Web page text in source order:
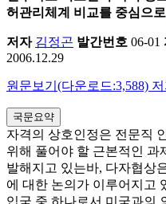
허관리체계 비교를 중심으로
저자 김정곤 발간번호 06-01
2006.12.29
원문보기(다운로드:3,588)
국문요약
자격의 상호인정은 전문직
위해 풀어야 할 근본적인 과
발해지고 있는바, 다자협상
에 대한 논의가 이루어지고